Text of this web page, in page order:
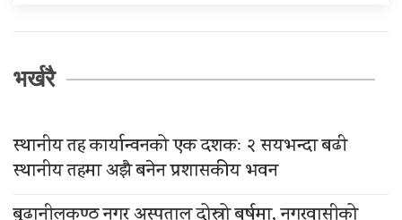
भर्खरै
स्थानीय तह कार्यान्वनको एक दशकः २ सयभन्दा बढी
स्थानीय तहमा अझै बनेन प्रशासकीय भवन